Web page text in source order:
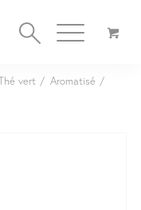
vert / Aromatisé /